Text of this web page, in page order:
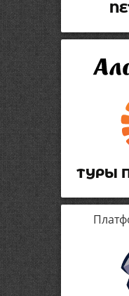
ТУРЫ